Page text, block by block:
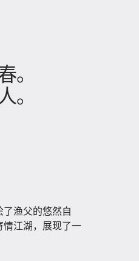
。
。
渔父的悠然自
情江湖，展现了一